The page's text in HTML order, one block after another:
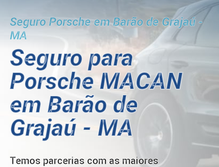
Seguro Porsche em Barão de Grajaú -
MA
Seguro para
Porsche MACAN
em Barão de
Grajaú - MA
Temos parcerias com as maiores